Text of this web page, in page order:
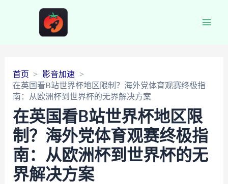
首页
影音加速
在英国看B站世界杯地区限制？海外党体育观赛终极指
南：从欧洲杯到世界杯的无界解决方案
在英国看B站世界杯地区限
制？海外党体育观赛终极指
南：从欧洲杯到世界杯的无
界解决方案